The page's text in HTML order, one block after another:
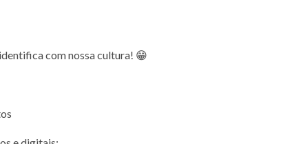
com nossa cultura! 😁